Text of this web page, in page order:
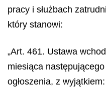
pracy i służbach
który stanowi:
„Art. 461. Ustawa
miesiąca
ogłoszenia, z wyjątkiem: